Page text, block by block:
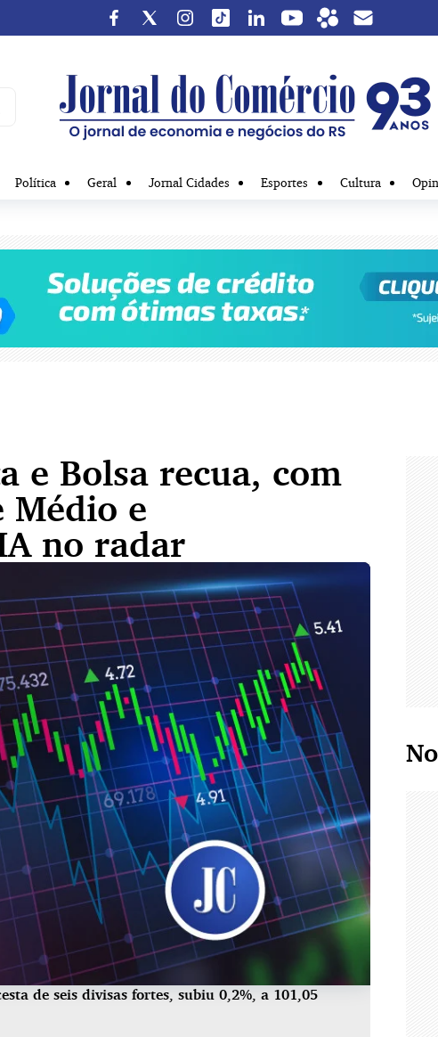
Política Geral Jornal Cidades Esportes Cultura
e Bolsa recua, com
Médio e
no radar
de seis divisas fortes, subiu 0,2%, a 101,05